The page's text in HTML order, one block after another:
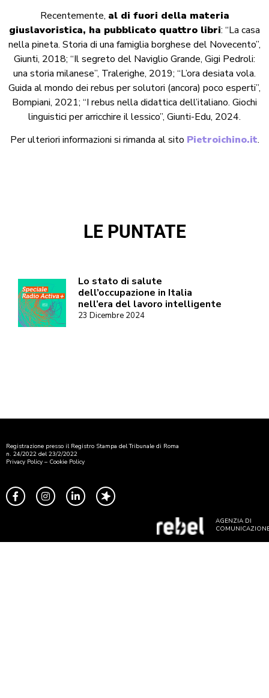
Recentemente, al di fuori della materia
giuslavoristica, ha pubblicato quattro libri: “La casa
nella pineta. Storia di una famiglia borghese del Novecento”,
Giunti, 2018; “Il segreto del Naviglio Grande, Gigi Pedroli:
una storia milanese”, Tralerighe, 2019; “L’ora desiata vola.
Guida al mondo dei rebus per solutori (ancora) poco esperti”,
Bompiani, 2021; “I rebus nella didattica dell’italiano. Giochi
linguistici per arricchire il lessico”, Giunti-Edu, 2024.
Per ulteriori informazioni si rimanda al sito Pietroichino.it.
LE PUNTATE
Lo stato di salute
dell’occupazione in Italia
nell’era del lavoro intelligente
23 Dicembre 2024
Registrazione presso il Registro Stampa del Tribunale di Roma
n. 24/2022 del 23/2/2022
Privacy Policy – Cookie Policy
AGENZIA DI